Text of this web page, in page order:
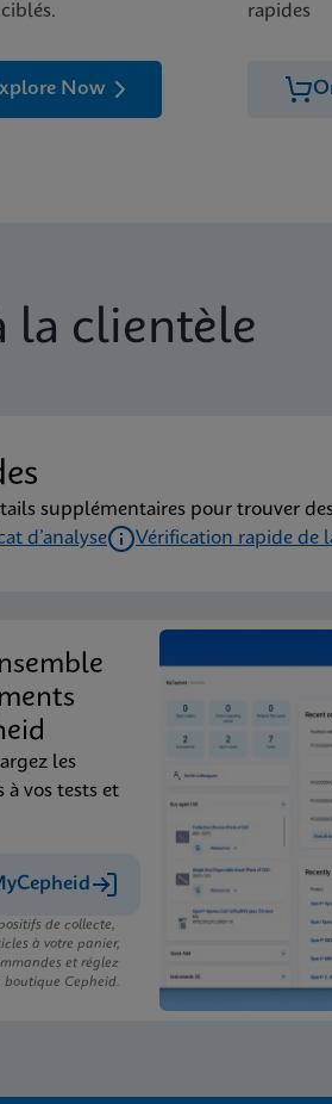
Now
rapides
la clientèle
supplémentaires pour trouver
d’analyse Vérification rapide de
les
à vos tests et
de collecte,
à votre panier,
et réglez
boutique Cepheid.